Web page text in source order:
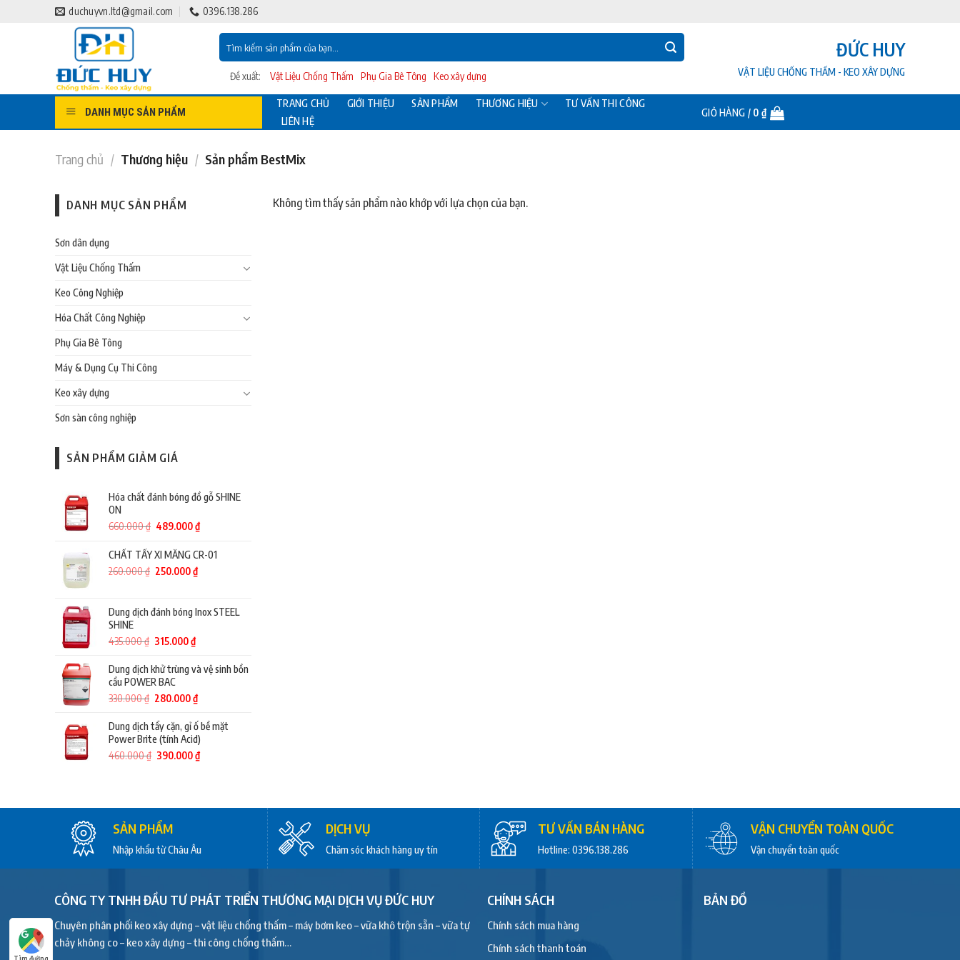
duchuyvn.ltd@gmail.com 0396.138.286
Tìm
kiếm:
Đề xuất: Vật Liệu Chống Thấm Phụ Gia Bê Tông Keo xây dựng
ĐỨC HUY
VẬT LIỆU CHỐNG THẤM - KEO XÂY DỰNG
DANH MỤC SẢN PHẨM
TRANG CHỦ GIỚI THIỆU SẢN PHẨM THƯƠNG HIỆU
TƯ VẤN THI CÔNG
LIÊN HỆ
GIỎ HÀNG / 0 ₫
Trang chủ / Thương hiệu / Sản phẩm BestMix
DANH MỤC SẢN PHẨM
Sơn dân dụng
Vật Liệu Chống Thấm
Keo Công Nghiệp
Hóa Chất Công Nghiệp
Phụ Gia Bê Tông
Máy & Dụng Cụ Thi Công
Keo xây dựng
Sơn sàn công nghiệp
SẢN PHẨM GIẢM GIÁ
Hóa chất đánh bóng đồ gỗ SHINE
ON
660.000₫ Giá
là:
660.000 ₫.
489.000₫Giá
tại
CHẤT TẨY XI MĂNG CR-01
260.000₫ Giá
260.000 ₫.
250.000₫Giá
là:
Dung dịch đánh bóng Inox STEEL
SHINE
435.000₫ Giá
là:
435.000 ₫.
315.000₫Giá
tại
315.000 ₫.
Dung dịch khử trùng và vệ sinh bồn
cầu POWER BAC
330.000₫ Giá
là:
330.000 ₫.
280.000₫Giá
tại
là:
280.000 ₫.
Dung dịch tẩy cặn, gỉ ố bề mặt
Power Brite (tính Acid)
460.000₫ Giá
390.000₫Giá
390.000 ₫.
Không tìm thấy sản phẩm nào khớp với lựa chọn của bạn.
SẢN PHẨM
Nhập khẩu từ Châu Âu
DỊCH VỤ
Chăm sóc khách hàng uy tín
TƯ VẤN BÁN HÀNG
Hotline: 0396.138.286
VẬN CHUYỂN TOÀN QUỐC
Vận chuyển toàn quốc
CÔNG TY TNHH ĐẦU TƯ PHÁT TRIỂN THƯƠNG MẠI DỊCH VỤ ĐỨC HUY
Chuyên phân phối keo xây dựng – vật liệu chống thấm – máy bơm keo – vữa khô trộn sẵn – vữa tự
chảy không co – keo xây dựng – thi công chống thấm…
CHÍNH SÁCH
Chính sách mua hàng
Chính sách thanh toán
BẢN ĐỒ